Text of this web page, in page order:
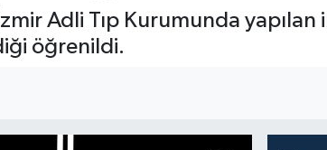
Adli Tıp Kurumunda
öğrenildi.